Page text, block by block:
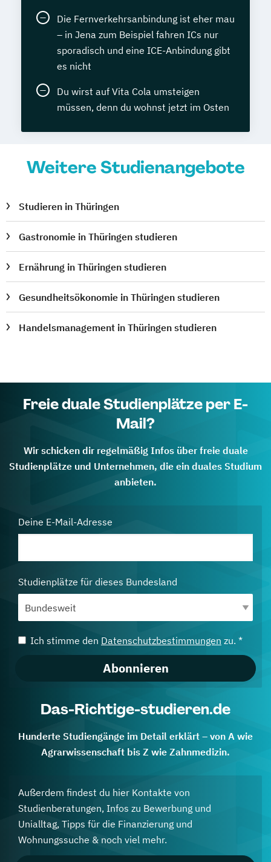
Die Fernverkehrsanbindung ist eher mau
– in Jena zum Beispiel fahren ICs nur
sporadisch und eine ICE-Anbindung gibt
es nicht
Du wirst auf Vita Cola umsteigen
müssen, denn du wohnst jetzt im Osten
Weitere Studienangebote
Studieren in Thüringen
Gastronomie in Thüringen studieren
Ernährung in Thüringen studieren
Gesundheitsökonomie in Thüringen studieren
Handelsmanagement in Thüringen studieren
Freie duale Studienplätze per E-
Mail?
Wir schicken dir regelmäßig Infos über freie duale
Studienplätze und Unternehmen, die ein duales Studium
anbieten.
Deine E-Mail-Adresse
Studienplätze für dieses Bundesland
Ich stimme den Datenschutzbestimmungen zu. *
Abonnieren
Das-Richtige-studieren.de
Hunderte Studiengänge im Detail erklärt – von A wie
Agrarwissenschaft bis Z wie Zahnmedizin.
Außerdem findest du hier Kontakte von
Studienberatungen, Infos zu Bewerbung und
Unialltag, Tipps für die Finanzierung und
Wohnungssuche & noch viel mehr.